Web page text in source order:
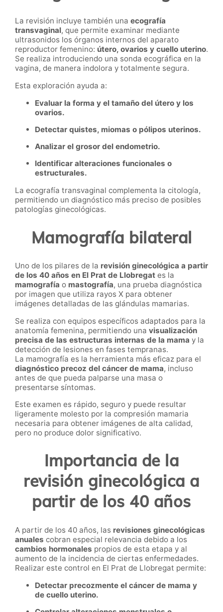
La revisión incluye también una ecografía
transvaginal, que permite examinar mediante
ultrasonidos los órganos internos del aparato
reproductor femenino: útero, ovarios y cuello uterino.
Se realiza introduciendo una sonda ecográfica en la
vagina, de manera indolora y totalmente segura.
Esta exploración ayuda a:
Evaluar la forma y el tamaño del útero y los
ovarios.
Detectar quistes, miomas o pólipos uterinos.
Analizar el grosor del endometrio.
Identificar alteraciones funcionales o
estructurales.
La ecografía transvaginal complementa la citología,
permitiendo un diagnóstico más preciso de posibles
patologías ginecológicas.
Mamografía bilateral
Uno de los pilares de la revisión ginecológica a partir
de los 40 años en El Prat de Llobregat es la
mamografía o mastografía, una prueba diagnóstica
por imagen que utiliza rayos X para obtener
imágenes detalladas de las glándulas mamarias.
Se realiza con equipos específicos adaptados para la
anatomía femenina, permitiendo una visualización
precisa de las estructuras internas de la mama y la
detección de lesiones en fases tempranas.
La mamografía es la herramienta más eficaz para el
diagnóstico precoz del cáncer de mama, incluso
antes de que pueda palparse una masa o
presentarse síntomas.
Este examen es rápido, seguro y puede resultar
ligeramente molesto por la compresión mamaria
necesaria para obtener imágenes de alta calidad,
pero no produce dolor significativo.
Importancia de la
revisión ginecológica a
partir de los 40 años
A partir de los 40 años, las revisiones ginecológicas
anuales cobran especial relevancia debido a los
cambios hormonales propios de esta etapa y al
aumento de la incidencia de ciertas enfermedades.
Realizar este control en El Prat de Llobregat permite:
Detectar precozmente el cáncer de mama y
de cuello uterino.